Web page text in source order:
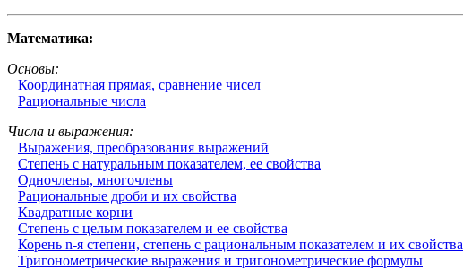
Математика:
Основы:
Координатная прямая, сравнение чисел
Рациональные числа
Числа и выражения:
Выражения, преобразования выражений
Степень с натуральным показателем, ее свойства
Одночлены, многочлены
Рациональные дроби и их свойства
Квадратные корни
Степень с целым показателем и ее свойства
Корень n-я степени, степень с рациональным показателем и их свойства
Тригонометрические выражения и тригонометрические формулы